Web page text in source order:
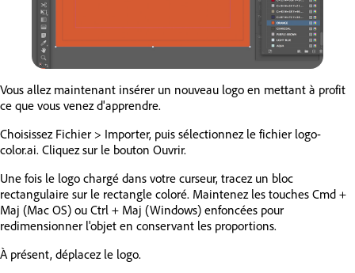
Vous allez maintenant insérer un nouveau logo en mettant à profit
ce que vous venez d'apprendre.
Choisissez Fichier > Importer, puis sélectionnez le fichier logo-
color.ai. Cliquez sur le bouton Ouvrir.
Une fois le logo chargé dans votre curseur, tracez un bloc
rectangulaire sur le rectangle coloré. Maintenez les touches Cmd +
Maj (Mac OS) ou Ctrl + Maj (Windows) enfoncées pour
redimensionner l'objet en conservant les proportions.
À présent, déplacez le logo.